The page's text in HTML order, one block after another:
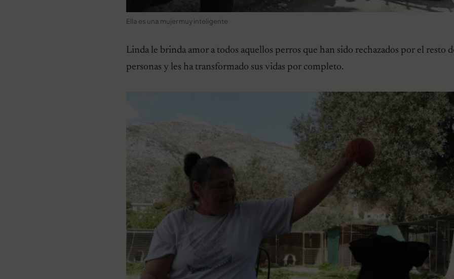
Ella es una mujer muy inteligente
Linda le brinda amor a todos aquellos perros que han sido rechazados por el resto
personas y les ha transformado sus vidas por completo.